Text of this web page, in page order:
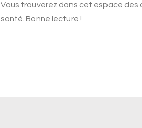
Vous trouverez dans cet espace des
santé. Bonne lecture !